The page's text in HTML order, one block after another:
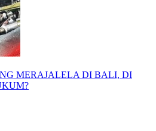
MERAJALELA DI BALI, DI